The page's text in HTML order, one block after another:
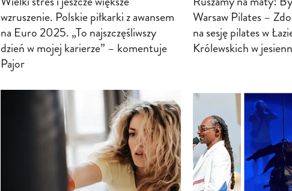
wzruszenie. Polskie piłkarki z awansem
na Euro 2025. „To najszczęśliwszy
dzień w mojej karierze” – komentuje
Pajor
Warsaw Pilates –
na sesję pilates w
Królewskich w